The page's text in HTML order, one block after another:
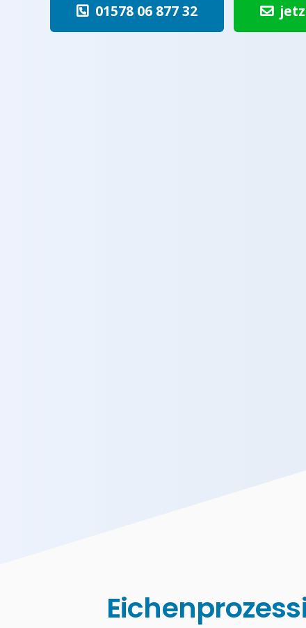
01578 06 877 32